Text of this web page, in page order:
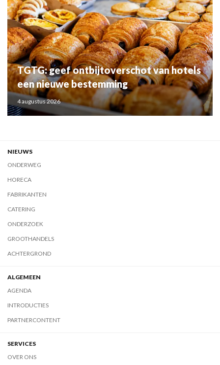
TGTG: geef ontbijtoverschot van hotels
een nieuwe bestemming
4 augustus 2026
NIEUWS
ONDERWEG
HORECA
FABRIKANTEN
CATERING
ONDERZOEK
GROOTHANDELS
ACHTERGROND
ALGEMEEN
AGENDA
INTRODUCTIES
PARTNERCONTENT
SERVICES
OVER ONS